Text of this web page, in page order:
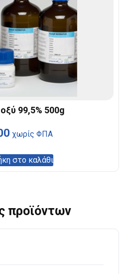
99,5% 500g
χωρίς ΦΠΑ
στο καλάθι
προϊόντων